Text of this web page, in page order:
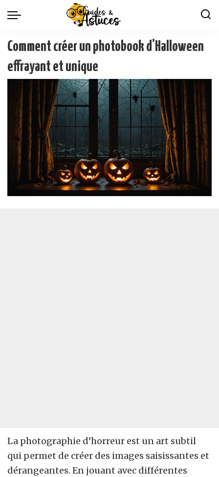
Comment créer un photobook d’Halloween
effrayant et unique
La photographie d’horreur est un art subtil
qui permet de créer des images saisissantes et
dérangeantes. En jouant avec différentes